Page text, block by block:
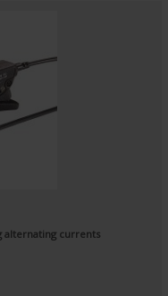
alternating currents